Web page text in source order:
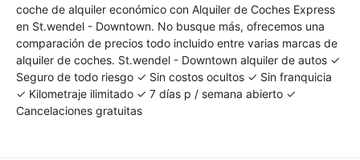
coche de alquiler económico con Alquiler de Coches Express
en St.wendel - Downtown. No busque más, ofrecemos una
comparación de precios todo incluido entre varias marcas de
alquiler de coches. St.wendel - Downtown alquiler de autos ✓
Seguro de todo riesgo ✓ Sin costos ocultos ✓ Sin franquicia
✓ Kilometraje ilimitado ✓ 7 días p / semana abierto ✓
Cancelaciones gratuitas